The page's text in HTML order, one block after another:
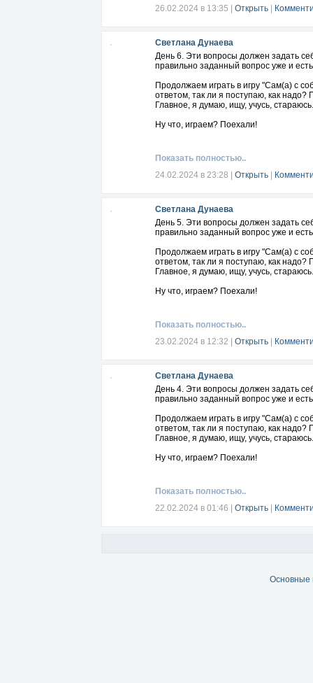
26.02.2024 в 13:35
Открыть
Светлана Дунаева
День 6. Эти вопросы должен задать
правильно заданный вопрос уже и есть
Продолжаем играть в игру "Сам(а) с
ответом, так ли я поступаю, как
Главное, я думаю, ищу, учусь,
Ну что, играем? Поехали!
Показать полностью..
24.02.2024 в 23:28
Открыть
Светлана Дунаева
День 5. Эти вопросы должен задать
правильно заданный вопрос уже и есть
Продолжаем играть в игру "Сам(а) с
ответом, так ли я поступаю, как
Главное, я думаю, ищу, учусь,
Ну что, играем? Поехали!
Показать полностью..
23.02.2024 в 12:32
Открыть
Светлана Дунаева
День 4. Эти вопросы должен задать
правильно заданный вопрос уже и есть
Продолжаем играть в игру "Сам(а) с
ответом, так ли я поступаю, как
Главное, я думаю, ищу, учусь,
Ну что, играем? Поехали!
Показать полностью..
22.02.2024 в 01:46
Открыть
Основные